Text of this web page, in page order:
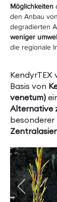
Möglichkeiten
den Anbau
degradierten
weniger
die regionale
KendyrTEX
Basis von
venetum)
Alternative
besonderer